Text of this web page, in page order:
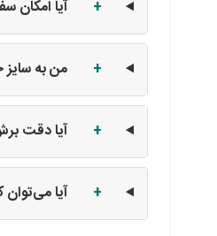
+ آیا امکان
+ من به سایز
+ آیا دقت
+ آیا